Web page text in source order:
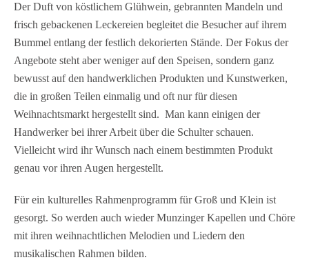
Der Duft von köstlichem Glühwein, gebrannten Mandeln und
frisch gebackenen Leckereien begleitet die Besucher auf ihrem
Bummel entlang der festlich dekorierten Stände. Der Fokus der
Angebote steht aber weniger auf den Speisen, sondern ganz
bewusst auf den handwerklichen Produkten und Kunstwerken,
die in großen Teilen einmalig und oft nur für diesen
Weihnachtsmarkt hergestellt sind. Man kann einigen der
Handwerker bei ihrer Arbeit über die Schulter schauen.
Vielleicht wird ihr Wunsch nach einem bestimmten Produkt
genau vor ihren Augen hergestellt.
Für ein kulturelles Rahmenprogramm für Groß und Klein ist
gesorgt. So werden auch wieder Munzinger Kapellen und Chöre
mit ihren weihnachtlichen Melodien und Liedern den
musikalischen Rahmen bilden.